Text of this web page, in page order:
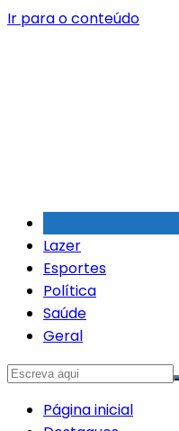
Ir para o conteúdo
Lazer
Esportes
Política
Saúde
Geral
Página inicial